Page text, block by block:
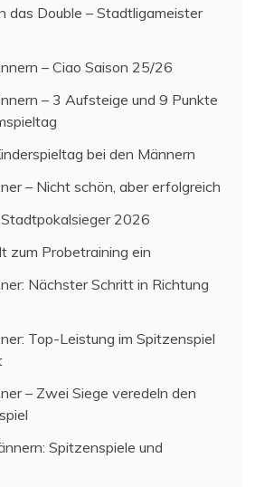
das Double – Stadtligameister
– Ciao Saison 25/26
– 3 Aufsteige und 9 Punkte
bei den Männern
– Nicht schön, aber erfolgreich
2026
zum Probetraining ein
Nächster Schritt in Richtung
Top-Leistung im Spitzenspiel
– Zwei Siege veredeln den
Spitzenspiele und